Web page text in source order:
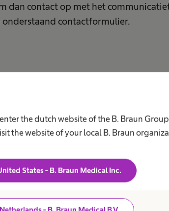
the dutch website of the B. Braun
the website of your local B. Braun
States - B. Braun Medical Inc.
dan contact op met het
onderstaand contactformulier.